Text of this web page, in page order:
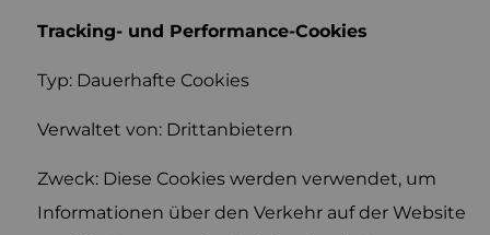
Tracking- und Performance-Cookies
Typ: Dauerhafte Cookies
Verwaltet von: Drittanbietern
Zweck: Diese Cookies werden verwendet, um
Informationen über den Verkehr auf der Website